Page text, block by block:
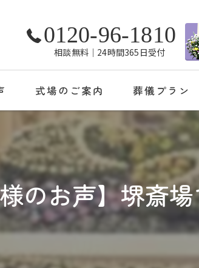
0120-96-1810
相談無料│24時間365日受付
式場のご案内 葬儀プラン
のお声】堺斎